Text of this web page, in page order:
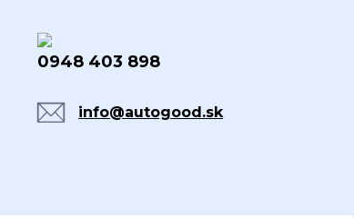
0948 403 898
info@autogood.sk